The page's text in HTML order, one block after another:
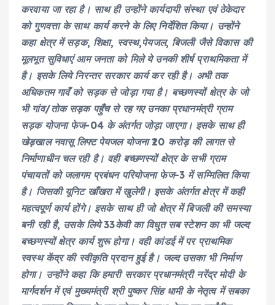
करवाया जा रहा है। साथ ही उन्होंने कार्यदायी संस्था एवं ठेकेदार
को गुणवत्ता के साथ कार्य करने के लिए निर्देशित किया। उन्होंने
कहा क्षेत्र में सड़क, शिक्षा, स्वस्थ,पेयजल, बिजली जैसे विकास की
मूलभूत सुविधाएं आम जनता को मिले ये उनकी शीर्ष प्राथमिकता में
है। इसके लिये निरन्तर सरकार कार्य कर रही है। अभी तक
अधिकतम गावँ को सड़क से जोड़ा गया है। बच्छणस्यों क्षेत्र के जो
भी गांव/तोक सड़क पहुँच से रह गए उनका प्रधानमंत्री ग्राम
सड़क योजना फेज-04 के अंतर्गत जोड़ा जाएगा। इसके साथ ही
खेड़खाल नवासू लिफ्ट पेयजल योजना ₹20 करोड़ की लागत से
निर्माणाधीन चल रही है। वही बच्छणस्यों क्षेत्र के सभी ग्राम
पंचायतों को जलागम प्रबंधन परियोजना फेज-3 में सम्मिलित किया
है। जिसकी यूनिट खाँखरा में खुलेगी। इसके अंतर्गत क्षेत्र में कही
महत्वपूर्ण कार्य होंगे। इसके साथ ही जो क्षेत्र में बिजली की समस्या
बनी रही है, उसके लिये 33केवी का विधुत सब स्टेशन का भी जल्द
बच्छणस्यों क्षेत्र कार्य शुरू होगा। वही कांडई में पर प्राथमिक
स्वस्थ केंद्र की स्वीकृति प्रदान हुई है। जल्द उसका भी निर्माण
होगा। उन्होंने कहा कि हमारी सरकार प्रधानमंत्री नरेंद्र मोदी के
मार्गदर्शन में एवं मुख्यमंत्री श्री पुष्कर सिंह धामी के नेतृत्व में सबका